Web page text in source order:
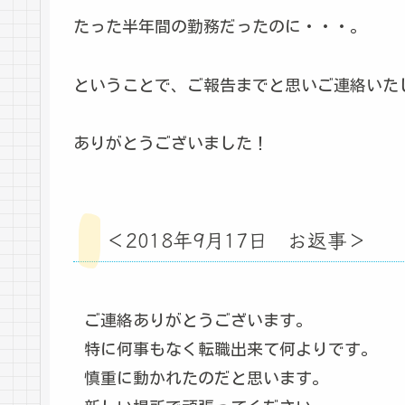
たった半年間の勤務だったのに・・・。
ということで、ご報告までと思いご連絡いた
ありがとうございました！
＜2018年9月17日 お返事＞
ご連絡ありがとうございます。
特に何事もなく転職出来て何よりです。
慎重に動かれたのだと思います。